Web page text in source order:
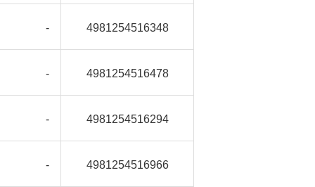
- 4981254516348
- 4981254516478
- 4981254516294
- 4981254516966